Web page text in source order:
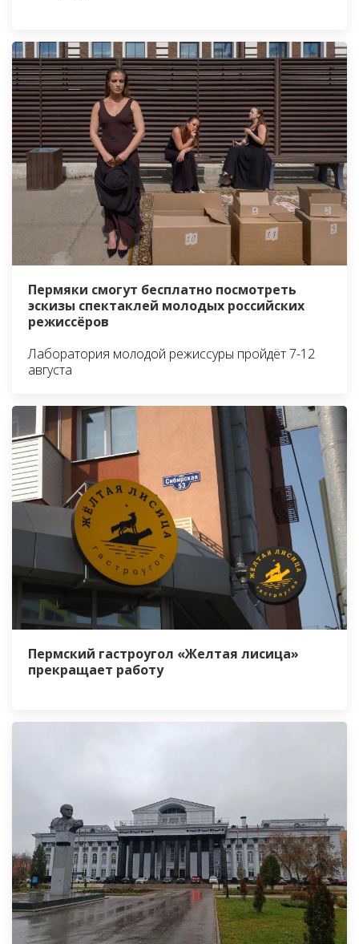
Пермяки смогут бесплатно посмотреть
эскизы спектаклей молодых российских
режиссёров
Лаборатория молодой режиссуры пройдёт 7-12
августа
Пермский гастроугол «Желтая лисица»
прекращает работу